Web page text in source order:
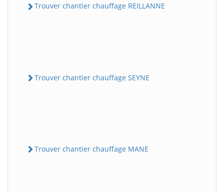
Trouver chantier chauffage REILLANNE
Trouver chantier chauffage SEYNE
Trouver chantier chauffage MANE